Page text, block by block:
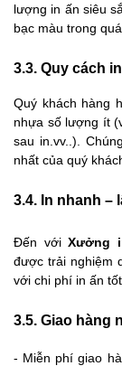
lượng in ấn siêu
bạc màu trong
3.3. Quy cách
Quý khách hàng
nhựa số lượng ít
sau in.vv..).
nhất của quý
3.4. In nhanh –
Đến với Xưởng
được trải nghiệm
với chi phí in ấn
3.5. Giao hàng
- Miễn phí giao